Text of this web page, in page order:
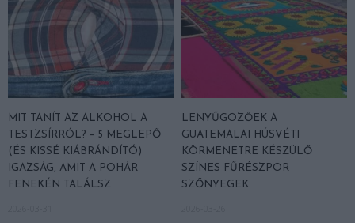
MIT TANÍT AZ ALKOHOL A
TESTZSÍRRÓL? – 5 MEGLEPŐ
(ÉS KISSÉ KIÁBRÁNDÍTÓ)
IGAZSÁG, AMIT A POHÁR
FENEKÉN TALÁLSZ
LENYŰGÖZŐEK A
GUATEMALAI HÚSVÉTI
KÖRMENETRE KÉSZÜLŐ
SZÍNES FŰRÉSZPOR
SZŐNYEGEK